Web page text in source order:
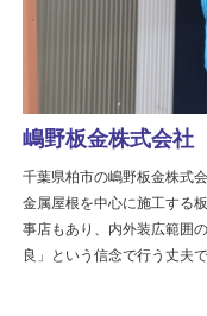
嶋野板金株式会社
千葉県柏市の嶋野板金株式
金属屋根を中心に施工する
事店もあり、内外装広範囲
良」という信念で行う丈夫